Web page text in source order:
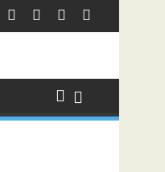
में बोलीं— "स्टूडेंट्स पहले, हमेशा"
जियोस्टार का बड़ा